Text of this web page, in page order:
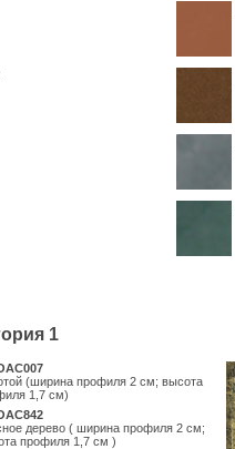
1
(ширина профиля 2 см; высота
1,7 см)
дерево ( ширина профиля 2 см;
профиля 1,7 см )